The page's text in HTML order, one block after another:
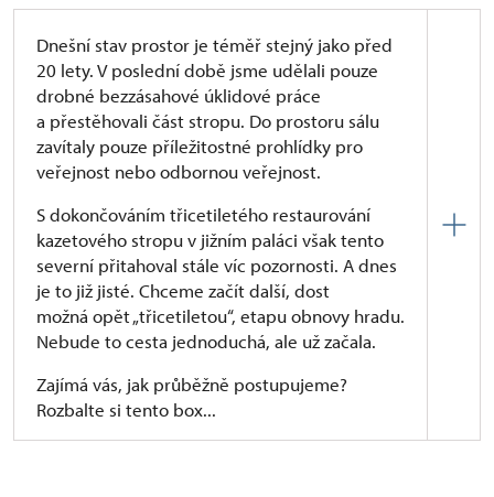
a restaurování omítek a výmalby sálu, dále pak
podlahy, která je v dokumentu považována za
unikátní renesanční terazzovou podlahu.
Dokumentace, kterou máme z tohoto období
k dispozici, není úplná a realizace také nebyla po
přerušení na přelomu tisíciletí dokončena.
Dnešní stav prostor je téměř stejný jako před
20 lety. V poslední době jsme udělali pouze
drobné bezzásahové úklidové práce
a přestěhovali část stropu. Do prostoru sálu
zavítaly pouze příležitostné prohlídky pro
veřejnost nebo odbornou veřejnost.
S dokončováním třicetiletého restaurování
kazetového stropu v jižním paláci však tento
severní přitahoval stále víc pozornosti. A dnes
je to již jisté. Chceme začít další, dost
možná opět „třicetiletou“, etapu obnovy hradu.
Nebude to cesta jednoduchá, ale už začala.
Zajímá vás, jak průběžně postupujeme?
Rozbalte si tento box...